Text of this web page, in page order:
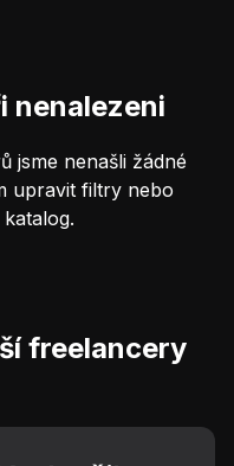
nenalezeni
jsme nenašli žádné
upravit filtry nebo
freelancery